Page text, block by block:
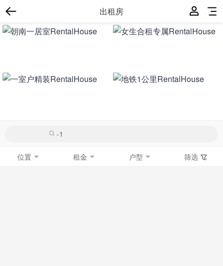
出租房
位置 租金 户型 筛选